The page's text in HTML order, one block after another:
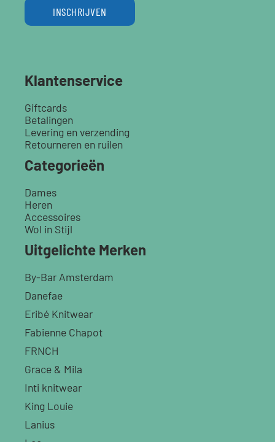
INSCHRIJVEN
Klantenservice
Giftcards
Betalingen
Levering en verzending
Retourneren en ruilen
Categorieën
Dames
Heren
Accessoires
Wol in Stijl
Uitgelichte Merken
By-Bar Amsterdam
Danefae
Eribé Knitwear
Fabienne Chapot
FRNCH
Grace & Mila
Inti knitwear
King Louie
Lanius